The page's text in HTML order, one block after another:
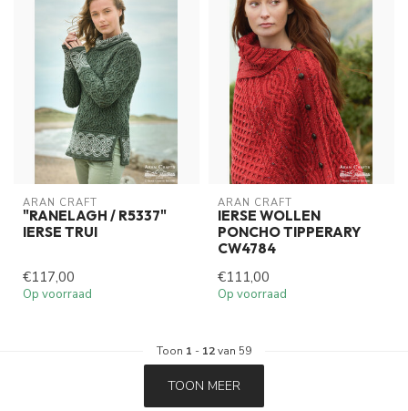
ARAN CRAFT
"RANELAGH / R5337"
IERSE TRUI
€117,00
Op voorraad
ARAN CRAFT
IERSE WOLLEN
PONCHO TIPPERARY
CW4784
€111,00
Op voorraad
Toon 1 - 12van 59
TOON MEER